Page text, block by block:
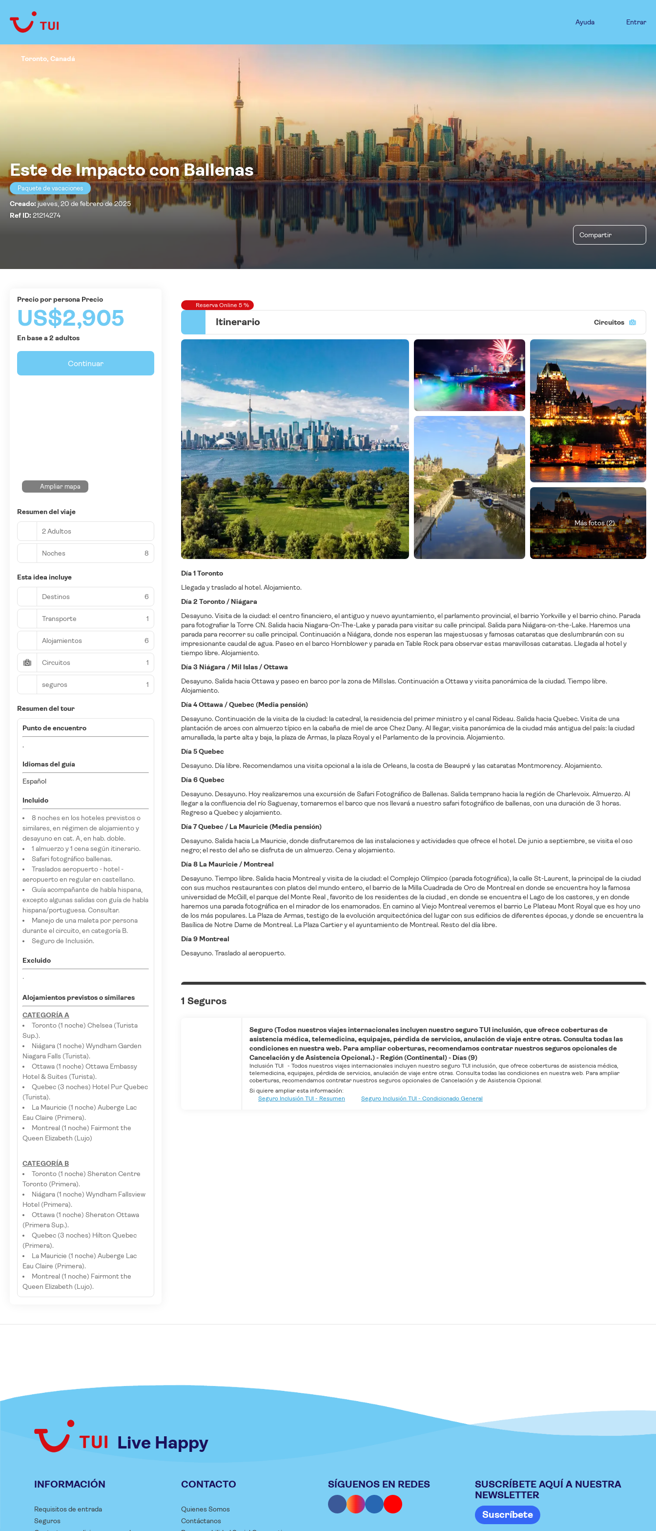
Ayuda Entrar
Este de Impacto con Ballenas
Paquete de vacaciones
Creado:jueves, 20 de febrero de 2025
Ref ID:21214274
Compartir
Toronto, Canadá
Reserva Online 5 %
Itinerario Circuitos
Más fotos (2)
Día 1 Toronto
Llegada y traslado al hotel. Alojamiento.
Día 2 Toronto / Niágara
Desayuno. Visita de la ciudad: el centro financiero, el antiguo y nuevo ayuntamiento, el parlamento provincial, el barrio Yorkville y el barrio chino. Parada
para fotografiar la Torre CN. Salida hacia Niagara-On-The-Lake y parada para visitar su calle principal. Salida para Niágara-on-the-Lake. Haremos una
parada para recorrer su calle principal. Continuación a Niágara, donde nos esperan las majestuosas y famosas cataratas que deslumbrarán con su
impresionante caudal de agua. Paseo en el barco Hornblower y parada en Table Rock para observar estas maravillosas cataratas. Llegada al hotel y
tiempo libre. Alojamiento.
Día 3 Niágara / Mil Islas / Ottawa
Desayuno. Salida hacia Ottawa y paseo en barco por la zona de MilIslas. Continuación a Ottawa y visita panorámica de la ciudad. Tiempo libre.
Alojamiento.
Día 4 Ottawa / Quebec (Media pensión)
Desayuno. Continuación de la visita de la ciudad: la catedral, la residencia del primer ministro y el canal Rideau. Salida hacia Quebec. Visita de una
plantación de arces con almuerzo típico en la cabaña de miel de arce Chez Dany. Al llegar, visita panorámica de la ciudad más antigua del país: la ciudad
amurallada, la parte alta y baja, la plaza de Armas, la plaza Royal y el Parlamento de la provincia. Alojamiento.
Día 5 Quebec
Desayuno. Día libre. Recomendamos una visita opcional a la isla de Orleans, la costa de Beaupré y las cataratas Montmorency. Alojamiento.
Día 6 Quebec
Desayuno. Desayuno. Hoy realizaremos una excursión de Safari Fotográfico de Ballenas. Salida temprano hacia la región de Charlevoix. Almuerzo. Al
llegar a la confluencia del río Saguenay, tomaremos el barco que nos llevará a nuestro safari fotográfico de ballenas, con una duración de 3 horas.
Regreso a Quebec y alojamiento.
Día 7 Quebec / La Mauricie (Media pensión)
Desayuno. Salida hacia La Mauricie, donde disfrutaremos de las instalaciones y actividades que ofrece el hotel. De junio a septiembre, se visita el oso
negro; el resto del año se disfruta de un almuerzo. Cena y alojamiento.
Día 8 La Mauricie / Montreal
Desayuno. Tiempo libre. Salida hacia Montreal y visita de la ciudad: el Complejo Olímpico (parada fotográfica), la calle St-Laurent, la principal de la ciudad
con sus muchos restaurantes con platos del mundo entero, el barrio de la Milla Cuadrada de Oro de Montreal en donde se encuentra hoy la famosa
universidad de McGill, el parque del Monte Real , favorito de los residentes de la ciudad , en donde se encuentra el Lago de los castores, y en donde
haremos una parada fotográfica en el mirador de los enamorados. En camino al Viejo Montreal veremos el barrio Le Plateau Mont Royal que es hoy uno
de los más populares. La Plaza de Armas, testigo de la evolución arquitectónica del lugar con sus edificios de diferentes épocas, y donde se encuentra la
Basílica de Notre Dame de Montreal. La Plaza Cartier y el ayuntamiento de Montreal. Resto del día libre.
Día 9 Montreal
Desayuno. Traslado al aeropuerto.
1 Seguros
Seguro (Todos nuestros viajes internacionales incluyen nuestro seguro TUI inclusión, que ofrece coberturas de
asistencia médica, telemedicina, equipajes, pérdida de servicios, anulación de viaje entre otras. Consulta todas las
condiciones en nuestra web. Para ampliar coberturas, recomendamos contratar nuestros seguros opcionales de
Cancelación y de Asistencia Opcional.) - Región (Continental) - Días (9)
Inclusión TUI - Todos nuestros viajes internacionales incluyen nuestro seguro TUI inclusión, que ofrece coberturas de asistencia médica,
telemedicina, equipajes, pérdida de servicios, anulación de viaje entre otras. Consulta todas las condiciones en nuestra web. Para ampliar
coberturas, recomendamos contratar nuestros seguros opcionales de Cancelación y de Asistencia Opcional.
Si quiere ampliar esta información:
Seguro Inclusión TUI - Resumen
Seguro Inclusión TUI - Condicionado General
precio por persona Precio
US$2,905
En base a 2 adultos
Continuar
Ampliar mapa
Resumen del viaje
2 Adultos
Noches 8
Esta idea incluye
Destinos 6
Transporte 1
Alojamientos 6
Circuitos 1
seguros 1
Resumen del tour
Punto de encuentro
.
Idiomas del guía
Español
Incluido
8 noches en los hoteles previstos o
similares, en régimen de alojamiento y
desayuno en cat. A, en hab. doble.
1 almuerzo y 1 cena según itinerario.
Safari fotográfico ballenas.
Traslados aeropuerto - hotel -
aeropuerto en regular en castellano.
Guía acompañante de habla hispana,
excepto algunas salidas con guía de habla
hispana/portuguesa. Consultar.
Manejo de una maleta por persona
durante el circuito, en categoría B.
Seguro de Inclusión.
Excluido
·
Alojamientos previstos o similares
CATEGORÍA A
Toronto (1 noche) Chelsea (Turista
Sup.).
Niágara (1 noche) Wyndham Garden
Niagara Falls (Turista).
Ottawa (1 noche) Ottawa Embassy
Hotel & Suites (Turista).
Quebec (3 noches) Hotel Pur Quebec
(Turista).
La Mauricie (1 noche) Auberge Lac
Eau Claire (Primera).
Montreal (1 noche) Fairmont the
Queen Elizabeth (Lujo)
CATEGORÍA B
Toronto (1 noche) Sheraton Centre
Toronto (Primera).
Niágara (1 noche) Wyndham Fallsview
Hotel (Primera).
Ottawa (1 noche) Sheraton Ottawa
(Primera Sup.).
Quebec (3 noches) Hilton Quebec
(Primera).
La Mauricie (1 noche) Auberge Lac
Eau Claire (Primera).
Montreal (1 noche) Fairmont the
Queen Elizabeth (Lujo).
Live Happy
INFORMACIÓN
Requisitos de entrada
Seguros
CONTACTO
Quienes Somos
Contáctanos
SÍGUENOS EN REDES
SUSCRÍBETE AQUÍ A NUESTRA
NEWSLETTER
Suscríbete